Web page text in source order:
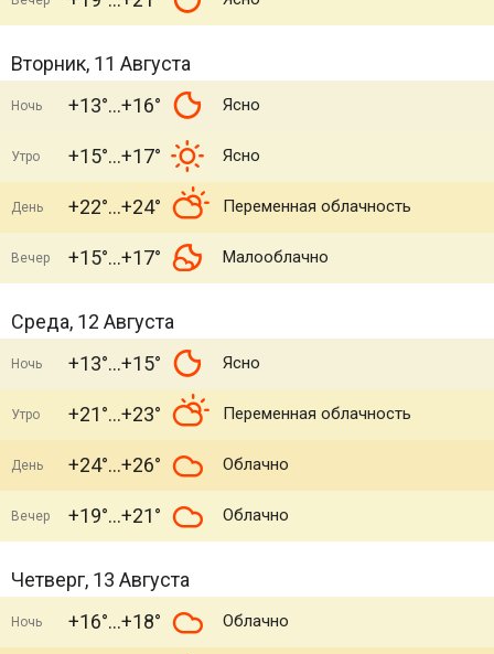
Вторник, 11 Августа
Ночь +13° +16° Ясно
Утро +15° +17° Ясно
День +22° +24° Переменная облачность
Вечер +15° +17° Малооблачно
Среда, 12 Августа
Ночь +13° +15° Ясно
Утро +21° +23° Переменная облачность
День +24° +26° Облачно
Вечер +19° +21° Облачно
Четверг, 13 Августа
Ночь +16° +18° Облачно